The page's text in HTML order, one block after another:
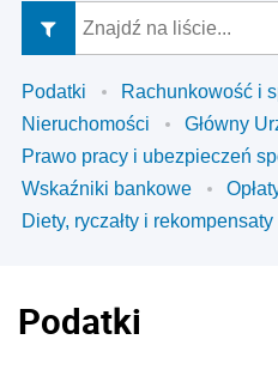
Podatki
Rachunkowość i
Nieruchomości
Główny
Prawo pracy i ubezpieczeń
Wskaźniki bankowe
Diety, ryczałty i rekompensaty
Podatki